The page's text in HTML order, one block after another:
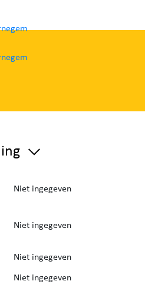
Niet ingegeven
Niet ingegeven
Niet ingegeven
Niet ingegeven